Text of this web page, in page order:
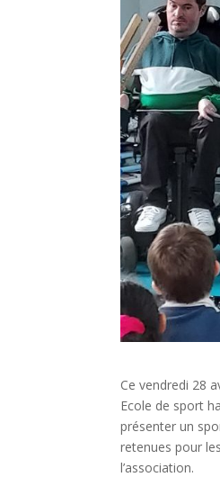
Ce vendredi 28
Ecole de sport
présenter un
retenues pour
l’association.